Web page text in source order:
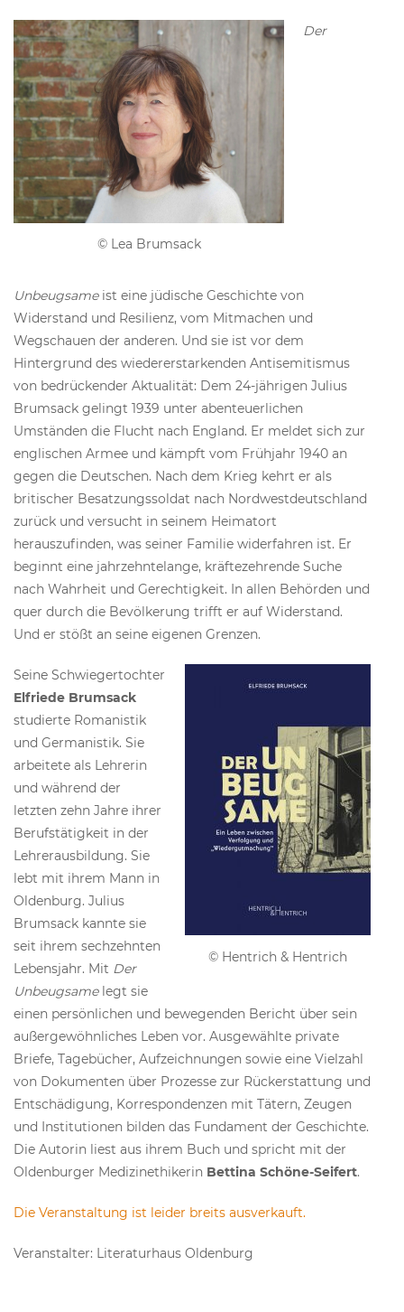
© Lea Brumsack
Der
Unbeugsameist eine jüdische Geschichte von
Widerstand und Resilienz, vom Mitmachen und
Wegschauen der anderen. Und sie ist vor dem
Hintergrund des wiedererstarkenden Antisemitismus
von bedrückender Aktualität: Dem 24-jährigen Julius
Brumsack gelingt 1939 unter abenteuerlichen
Umständen die Flucht nach England. Er meldet sich zur
englischen Armee und kämpft vom Frühjahr 1940 an
gegen die Deutschen. Nach dem Krieg kehrt er als
britischer Besatzungssoldat nach Nordwestdeutschland
zurück und versucht in seinem Heimatort
herauszufinden, was seiner Familie widerfahren ist. Er
beginnt eine jahrzehntelange, kräftezehrende Suche
nach Wahrheit und Gerechtigkeit. In allen Behörden und
quer durch die Bevölkerung trifft er auf Widerstand.
Und er stößt an seine eigenen Grenzen.
© Hentrich & Hentrich
Seine Schwiegertochter
Elfriede Brumsack
studierte Romanistik
und Germanistik. Sie
arbeitete als Lehrerin
und während der
letzten zehn Jahre ihrer
Berufstätigkeit in der
Lehrerausbildung. Sie
lebt mit ihrem Mann in
Oldenburg. Julius
Brumsack kannte sie
seit ihrem sechzehnten
Lebensjahr. Mit Der
Unbeugsamelegt sie
einen persönlichen und bewegenden Bericht über sein
außergewöhnliches Leben vor. Ausgewählte private
Briefe, Tagebücher, Aufzeichnungen sowie eine Vielzahl
von Dokumenten über Prozesse zur Rückerstattung und
Entschädigung, Korrespondenzen mit Tätern, Zeugen
und Institutionen bilden das Fundament der Geschichte.
Die Autorin liest aus ihrem Buch und spricht mit der
Oldenburger Medizinethikerin Bettina Schöne-Seifert.
Die Veranstaltung ist leider breits ausverkauft.
Veranstalter: Literaturhaus Oldenburg